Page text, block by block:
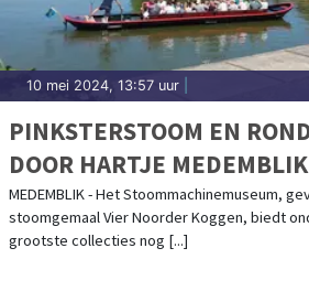
10 mei 2024, 13:57 uur
PINKSTERSTOOM EN
DOOR HARTJE
MEDEMBLIK - Het Stoommachinemuseum,
stoomgemaal Vier Noorder Koggen, biedt
grootste collecties nog [...]